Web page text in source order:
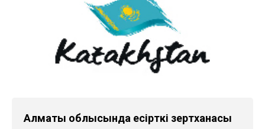
Алматы облысында есірткі зертханасы